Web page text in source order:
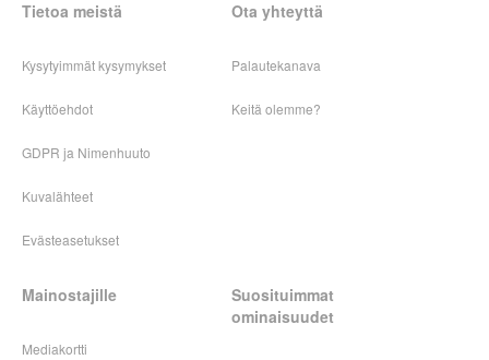
Tietoa meistä
Kysytyimmät kysymykset
Käyttöehdot
GDPR ja Nimenhuuto
Kuvalähteet
Evästeasetukset
Ota yhteyttä
Palautekanava
Keitä olemme?
Mainostajille
Mediakortti
Suosituimmat
ominaisuudet